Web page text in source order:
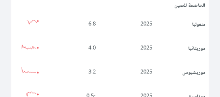
الخاضعة للصين
منغوليا 2025
6.8
موريتانيا 2025
4.0
موريشيوس 2025
3.2